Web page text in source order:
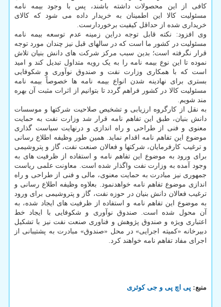
کافی از این محصولات داشته باشند، پس با وجود بیمه نامه
مسئولیت کالا این اطمینان به خریدار داده می شود که کالای
خریداری شده از حداقل کیفیت برخوردارست.
وی افزود: نکته قابل توجه دراین زمینه عدم توسعه بیمه نامه
مسئولیت در کشور ما است که در سالهای قبل نیز چندان مورد توجه
قرار نگرفته است؛ بدین سبب مرکز شرکت های دانش بنیان تلاش
نموده تا این نوع بیمه نامه را به یک رویه متداول تبدیل کند و امید
است که با همکاری وزارت نفت و صندوق نوآوری و شکوفایی
بستری برای نهادینه شدن انواع بیمه نامه ها خصوصاً بیمه نامه
مسئولیت کالا در کشور فراهم گردد تا بتوانیم از اثرات مثبت آن بهره
مند شویم.
به نقل از کارگروه ارزیابی و تشخیص صلاحیت شرکتها و موسسات
دانش بنیان، طبق این تفاهم نامه قرار شد وزارت نفت به حمایت
معنوی و فنی از طراحی و راه اندازی و درنهایت سیاست گذاری
موضوع این تفاهم نامه اقدام نماید. همین طور وظیفه اطلاع رسانی
و ترغیب کارفرمایان، شرکتها و فعالان صنعت نفت، گاز و پتروشیمی
برای ورود به موضوع این تفاهم نامه و استفاده از ظرفیت های به
وجود آمده به وزارت نفت واگذار شده است. معاونت علمی ریاست
جمهوری نیز مبادرت به حمایت معنوی، مالی و فنی از طراحی و راه
اندازی موضوع تفاهم نامه خواهدنمود. بعلاوه وظیفه اطلاع رسانی و
ترغیب فعالان دانش بنیان در حوزه نفت، گاز و پتروشیمی برای ورود
به موضوع این تفاهم نامه و استفاده از ظرفیت های ایجاد شده، به
آن محول شده است. صندوق نوآوری و شکوفایی با ایجاد خط
اعتباری ویژه و صندوق پژوهش و فناوری صنعت نفت نیز با تشکیل
دبیرخانه «کمیته اجرایی» در محل «صندوق» مبادرت به پشتیبانی از
اجرای مفاد تفاهم نامه خواهند کرد.
منبع: پی اچ پی و جی كوئری